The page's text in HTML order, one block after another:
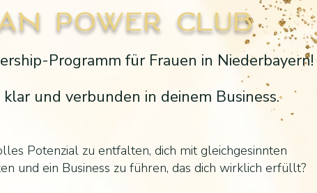
POWER CLUB
Programm für Frauen in Niederbayern!
und verbunden in deinem Business.
Potenzial zu entfalten, dich mit gleichgesinnten
und ein Business zu führen, das dich wirklich erfüllt?